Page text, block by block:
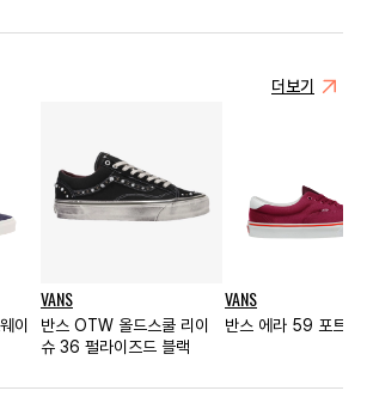
더보기
이
VANS
반스 OTW 올드스쿨 리이
슈 36 펄라이즈드 블랙
VANS
반스 에라 59 포트